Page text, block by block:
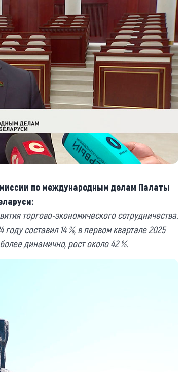
по международным делам Палаты
торгово-экономического сотрудничества.
составил 14 %, в первом квартале 2025
динамично, рост около 42 %.